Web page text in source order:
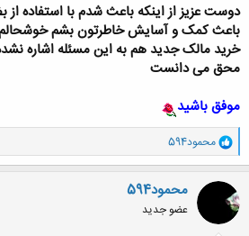
دوست عزیز از اینکه باعث شدم با استفاده
باعث کمک و آسایش خاطرتون بشم خوشحالم
خرید مالک جدید هم به این مسئله اشاره
محق می دانست
موفق باشید
و
ا
ک
ن
ا
محمود594
محمود594
عضو جدید